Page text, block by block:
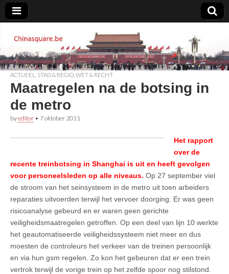
Chinasquare.be
ACTUEEL STAD & REGIO WET & RECHT
Maatregelen na de botsing in
de metro
byeditor • 7 oktober 2011
Het rapport
over de
recente treinbotsing in Shanghai is uit en heeft gevolgen
voor personeelsleden op alle niveaus. Op 27 september viel
de stroom van het seinsysteem in de metro uit toen arbeiders
reparaties uitvoerden terwijl het vervoer doorging. Er was geen
risicoanalyse gebeurd en er waren geen gerichte
veiligheidsmaatregelen getroffen. Op een deel van lijn 10 werkte
het geautomatiseerde veiligheidssysteem niet meer en dus
moesten de controleurs het verkeer van de treinen persoonlijk
en via hun gsm regelen. Zo kon het gebeuren dat er een trein
vertrok terwijl de vorige trein op het zelfde spoor nog stilstond.